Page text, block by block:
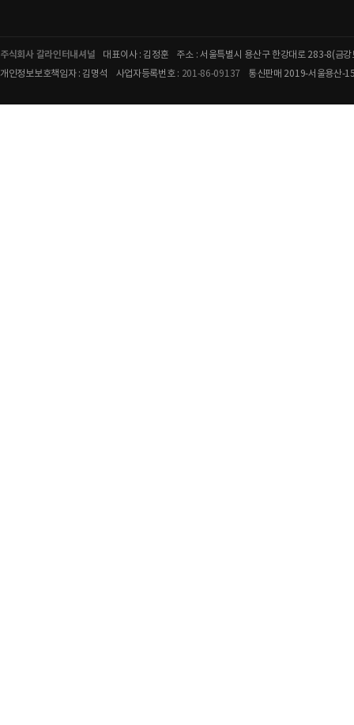
주식회사 갈라인터내셔널 대표이사 : 김정훈
주소 : 서울특별시 용산구 한강대로 283-8(금
개인정보보호책임자 : 김명석
사업자등록번호 : 201-86-09137 통신판매 2019-서울용산-